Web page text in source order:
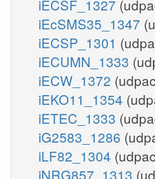
iECSF_1327
iEcSMS35_1347
iECSP_1301
iECUMN_1333
iECW_1372
iEKO11_1354
iETEC_1333
iG2583_1286
iLF82_1304
iNRG857_1313